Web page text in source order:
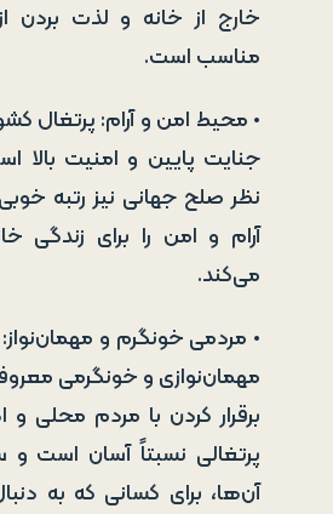
خارج از خانه و لذت بردن
مناسب است.
• محیط امن و آرام: پرتغال
جنایت پایین و امنیت بالا
نظر صلح جهانی نیز رتبه
آرام و امن را برای زندگی
می‌کند.
• مردمی خونگرم و
مهمان‌نوازی و خونگرمی
برقرار کردن با مردم محلی
پرتغالی نسبتاً آسان است و
آن‌ها، برای کسانی که به